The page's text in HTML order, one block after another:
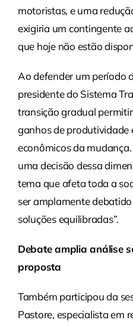
motoristas, e uma
exigiria um contingente
que hoje não estão
Ao defender um período
presidente do Sistema
transição gradual
ganhos de produtividade
econômicos da
uma decisão dessa
tema que afeta toda a
ser amplamente
soluções equilibradas”.
Debate amplia análise
proposta
Também participou da
Pastore, especialista em